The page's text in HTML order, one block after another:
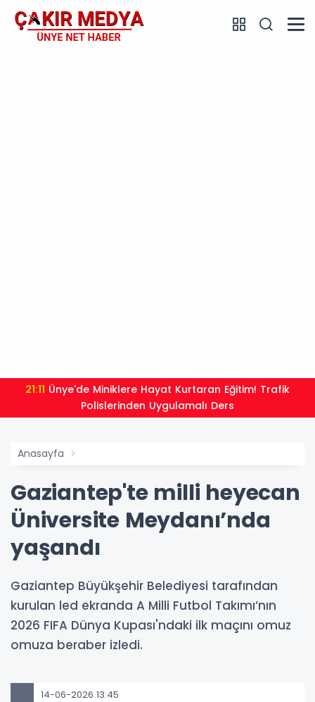
21:11
Polislerinden Uygulamalı Ders
Anasayfa
Gaziantep'te milli heyecan
Üniversite Meydanı’nda
yaşandı
Gaziantep Büyükşehir Belediyesi tarafından
kurulan led ekranda A Milli Futbol Takımı’nın
2026 FIFA Dünya Kupası'ndaki ilk maçını omuz
omuza beraber izledi.
14-06-2026 13:45